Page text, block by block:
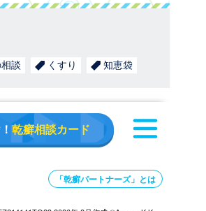
談 くすり 知恵袋
乾癬相談カード
「乾癬パートナーズ」とは